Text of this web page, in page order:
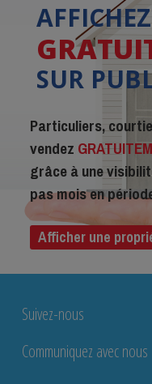
AFFICHEZ
SUR
Particuliers,
vendez
grâce à une
pas mois en
Afficher une
Suivez-nous
Communiquez avec nous